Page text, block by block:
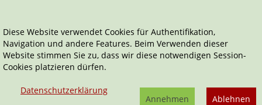
Home Sachbücher Wiener Zuckerbäckerei
Wiener Zuckerbäckerei
Süße Klassiker und wiederentdeckte Schätze
Diese Website verwendet Cookies für Authentifikation,
Navigation und andere Features. Beim Verwenden dieser
Website stimmen Sie zu, dass wir diese notwendigen Session-
Cookies platzieren dürfen.
Datenschutzerklärung
Ablehnen
Annehmen